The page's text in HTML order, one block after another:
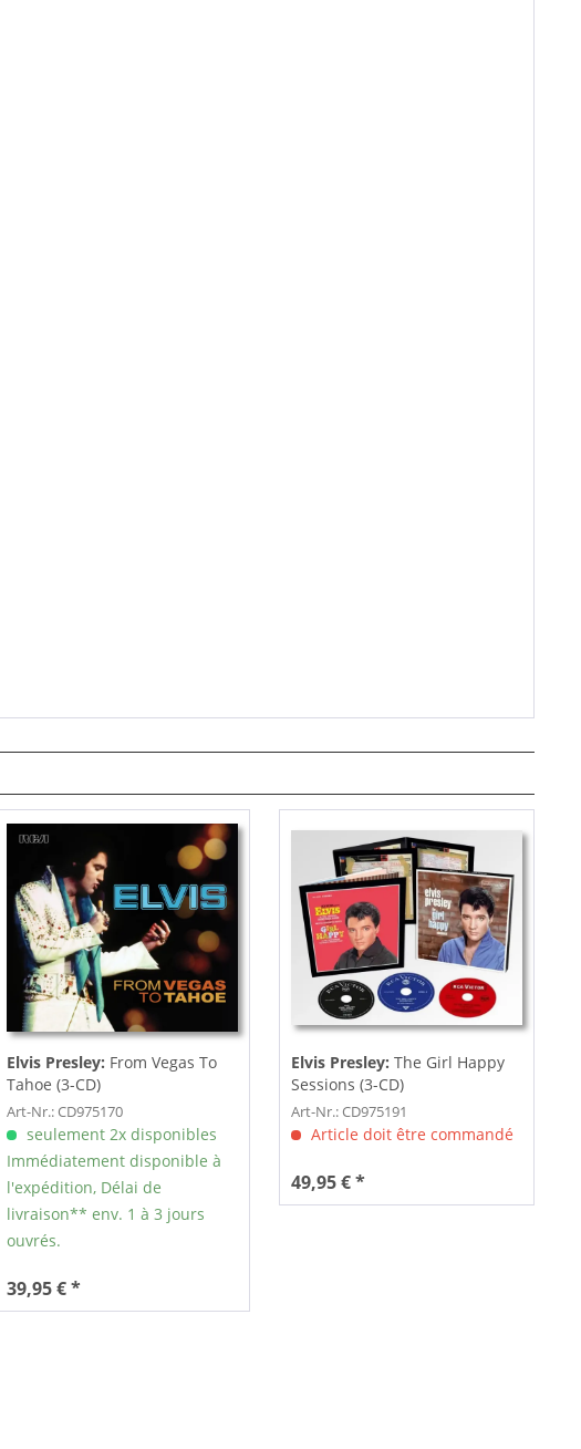
Elvis Presley: From Vegas To
Tahoe (3-CD)
Art-Nr.: CD975170
seulement 2x disponibles
Immédiatement disponible à
l'expédition, Délai de
livraison** env. 1 à 3 jours
ouvrés.
39,95 € *
Elvis Presley: The Girl Happy
Sessions (3-CD)
Art-Nr.: CD975191
Article doit être commandé
49,95 € *